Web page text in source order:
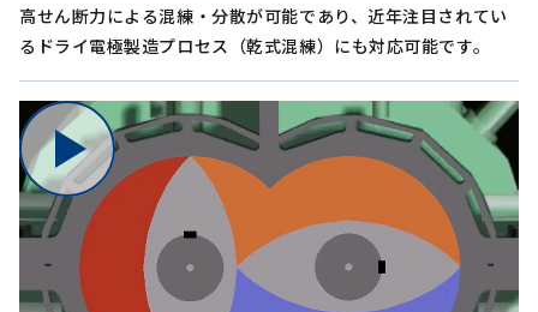
高せん断力による混練・分散が可能であり、近年注目されてい
るドライ電極製造プロセス（乾式混練）にも対応可能です。